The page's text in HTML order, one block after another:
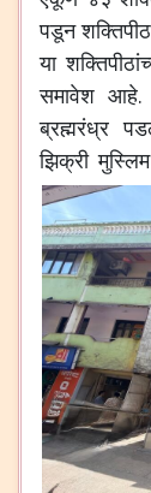
पडून
या
समावेश आहे.
ब्रह्मरंध्र
झिक्री